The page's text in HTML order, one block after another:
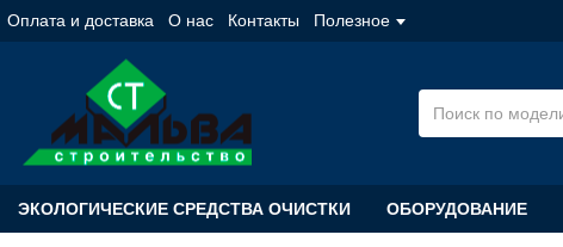
Оплата и доставка О нас Контакты Полезное
ЭКОЛОГИЧЕСКИЕ СРЕДСТВА ОЧИСТКИ ОБОРУДОВАНИЕ